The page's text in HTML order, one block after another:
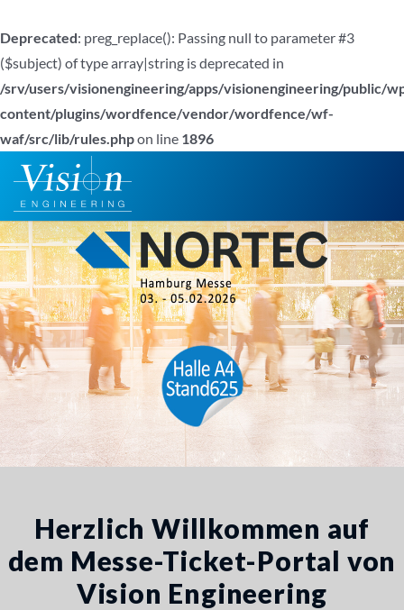
Deprecated: preg_replace(): Passing null to parameter #3
($subject) of type array|string is deprecated in
/srv/users/visionengineering/apps/visionengineering/public/
content/plugins/wordfence/vendor/wordfence/wf-
waf/src/lib/rules.phpon line 1896
Zum
Inhalt
springen
Herzlich Willkommen auf
dem Messe-Ticket-Portal von
Vision Engineering